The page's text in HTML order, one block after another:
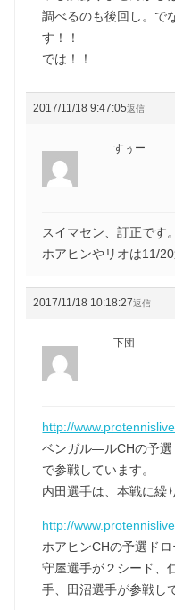
調べるのも後回し。で
す！！
では！！
2017/11/18 9:47:05返信
すぅー
スイマセン、訂正です。
ホアヒンやリオは11/
2017/11/18 10:18:27返信
下団
http://
ベンガル―ルCHの予選
で参戦しています。
内田選手は、本戦に繰
http://
ホアヒンCHの予選ドロ
守屋選手が２シード、
手、田沼選手が参戦